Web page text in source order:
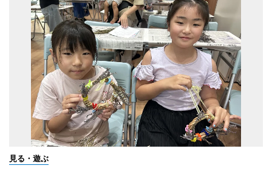
見る・遊ぶ